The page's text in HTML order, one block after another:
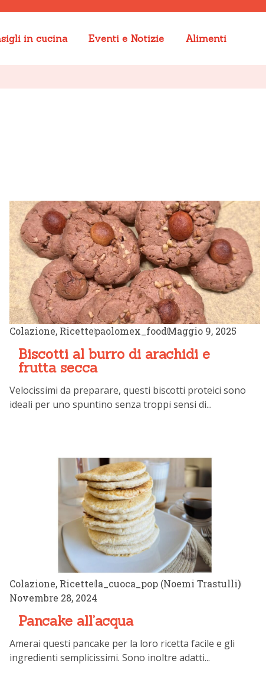
in cucina Eventi e Notizie Alimenti
Colazione, Ricettepaolomex_foodMaggio 9, 2025
Biscotti al burro di arachidi e
frutta secca
Velocissimi da preparare, questi biscotti proteici sono
ideali per uno spuntino senza troppi sensi di...
Colazione, Ricettela_cuoca_pop (Noemi Trastulli)
Novembre 28, 2024
Pancake all’acqua
Amerai questi pancake per la loro ricetta facile e gli
ingredienti semplicissimi. Sono inoltre adatti...